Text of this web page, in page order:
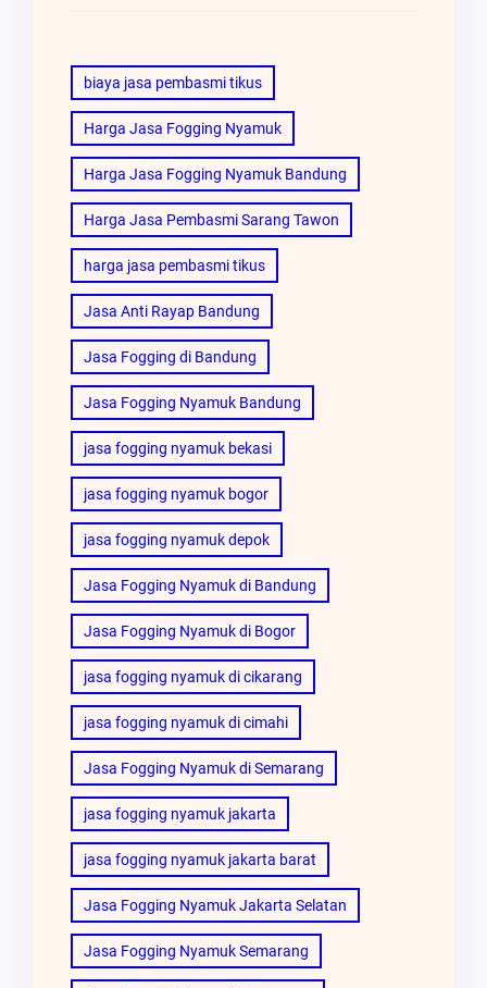
biaya jasa pembasmi tikus
Harga Jasa Fogging Nyamuk
Harga Jasa Fogging Nyamuk Bandung
Harga Jasa Pembasmi Sarang Tawon
harga jasa pembasmi tikus
Jasa Anti Rayap Bandung
Jasa Fogging di Bandung
Jasa Fogging Nyamuk Bandung
jasa fogging nyamuk bekasi
jasa fogging nyamuk bogor
jasa fogging nyamuk depok
Jasa Fogging Nyamuk di Bandung
Jasa Fogging Nyamuk di Bogor
jasa fogging nyamuk di cikarang
jasa fogging nyamuk di cimahi
Jasa Fogging Nyamuk di Semarang
jasa fogging nyamuk jakarta
jasa fogging nyamuk jakarta barat
Jasa Fogging Nyamuk Jakarta Selatan
Jasa Fogging Nyamuk Semarang